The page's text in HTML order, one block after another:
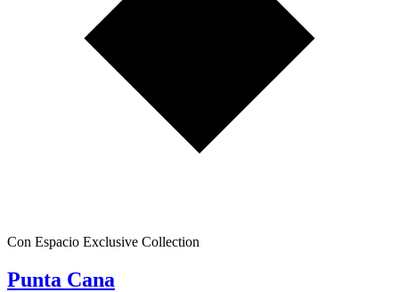
Con Espacio Exclusive Collection
Punta Cana